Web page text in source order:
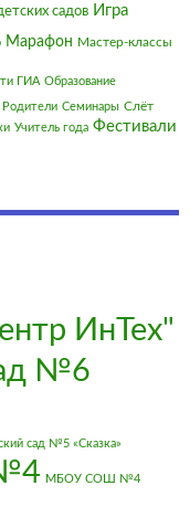
садов Игра
Марафон Мастер-классы
ГИА Образование
Родители Семинары Слёт
Учитель года Фестивали
ИнТех"
№6
сад №5 «Сказка»
МБОУ СОШ №4